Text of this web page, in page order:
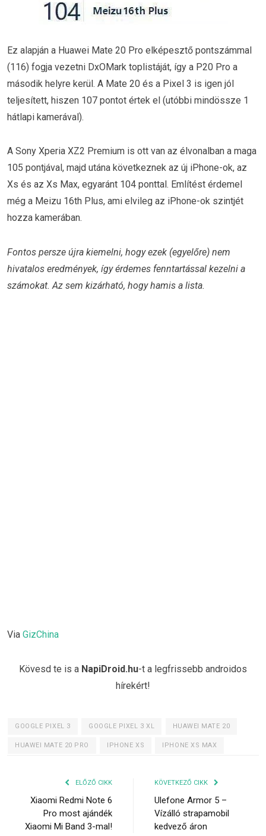
Ez alapján a Huawei Mate 20 Pro elképesztő pontszámmal
(116) fogja vezetni DxOMark toplistáját, így a P20 Pro a
második helyre kerül. A Mate 20 és a Pixel 3 is igen jól
teljesített, hiszen 107 pontot értek el (utóbbi mindössze 1
hátlapi kamerával).
A Sony Xperia XZ2 Premium is ott van az élvonalban a maga
105 pontjával, majd utána következnek az új iPhone-ok, az
Xs és az Xs Max, egyaránt 104 ponttal. Említést érdemel
még a Meizu 16th Plus, ami elvileg az iPhone-ok szintjét
hozza kamerában.
Fontos persze újra kiemelni, hogy ezek (egyelőre) nem
hivatalos eredmények, így érdemes fenntartással kezelni a
számokat. Az sem kizárható, hogy hamis a lista.
Via GizChina
Kövesd te is a NapiDroid.hu-t a legfrissebb androidos
hírekért!
GOOGLE PIXEL 3 GOOGLE PIXEL 3 XL HUAWEI MATE 20
HUAWEI MATE 20 PRO IPHONE XS IPHONE XS MAX
ELŐZŐ CIKK
Xiaomi Redmi Note 6
Pro most ajándék
Xiaomi Mi Band 3-mal!
KÖVETKEZŐ CIKK
Ulefone Armor 5 –
Vízálló strapamobil
kedvező áron